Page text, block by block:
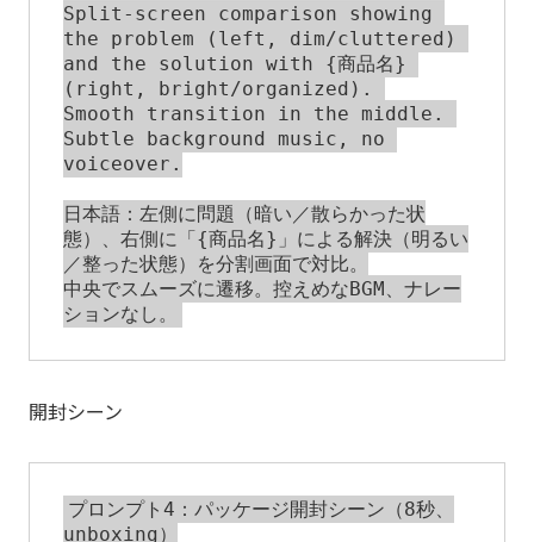
Split-screen comparison showing
the problem (left, dim/cluttered)
and the solution with {商品名}
(right, bright/organized).
Smooth transition in the middle.
Subtle background music, no
voiceover.
日本語：左側に問題（暗い／散らかった状
態）、右側に「{商品名}」による解決（明るい
／整った状態）を分割画面で対比。
中央でスムーズに遷移。控えめなBGM、ナレー
開封シーン
プロンプト4：パッケージ開封シーン（8秒、
unboxing）